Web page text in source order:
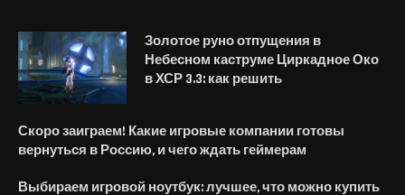
Золотое руно отпущения в
Небесном каструме Циркадное Око
в ХСР 3.3: как решить
Скоро заиграем! Какие игровые компании готовы
вернуться в Россию, и чего ждать геймерам
Выбираем игровой ноутбук: лучшее, что можно купить